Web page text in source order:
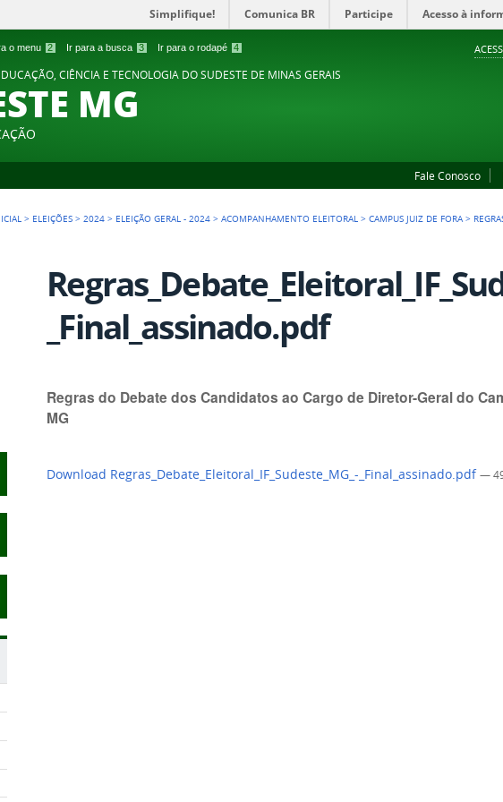
o menu 2 Ir para a busca 3 Ir para o rodapé 4
Simplifique! Comunica BR Participe Acesso à
CIÊNCIA E TECNOLOGIA DO SUDESTE DE MINAS GERAIS
MG
Fale Conosco
> ELEIÇÕES >2024 > ELEIÇÃO GERAL - 2024 >ACOMPANHAMENTO ELEITORAL >CAMPUS JUIZ DE FORA >
_Final_assinado.pdf
Regras do Debate dos Candidatos ao Cargo de Diretor-Geral do
MG
Download Regras_Debate_Eleitoral_IF_Sudeste_MG_-_Final_assinado.pdf—